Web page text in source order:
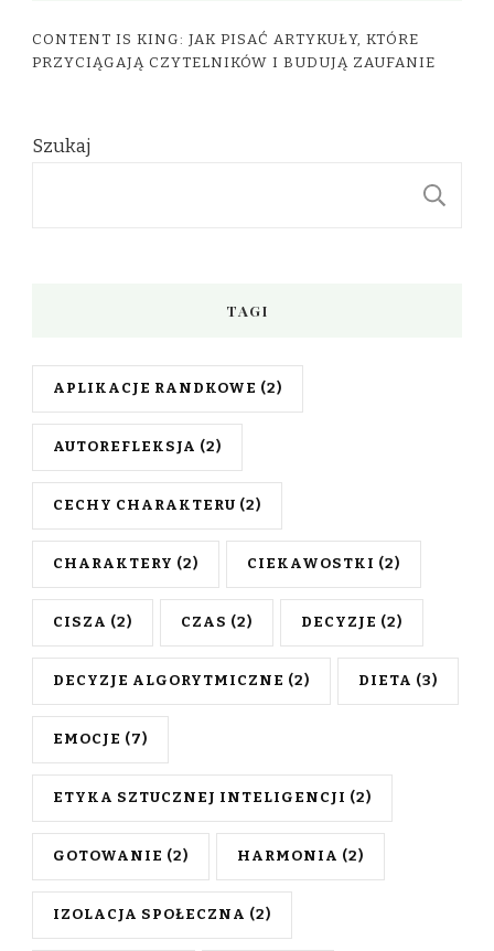
CONTENT IS KING: JAK PISAĆ ARTYKUŁY, KTÓRE
PRZYCIĄGAJĄ CZYTELNIKÓW I BUDUJĄ ZAUFANIE
Szukaj
TAGI
APLIKACJE RANDKOWE (2)
AUTOREFLEKSJA (2)
CECHY CHARAKTERU (2)
CHARAKTERY (2) CIEKAWOSTKI (2)
CISZA (2) CZAS (2) DECYZJE (2)
DECYZJE ALGORYTMICZNE (2) DIETA (3)
EMOCJE (7)
ETYKA SZTUCZNEJ INTELIGENCJI (2)
GOTOWANIE (2) HARMONIA (2)
IZOLACJA SPOŁECZNA (2)